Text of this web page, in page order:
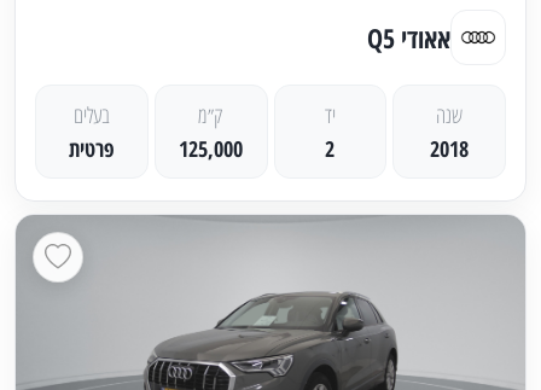
אאודי Q5
שנה
2018
יד
2
ק״מ
125,000
בעלים
פרטית